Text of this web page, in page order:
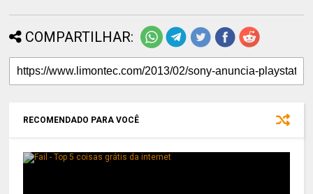
COMPARTILHAR:
RECOMENDADO PARA VOCÊ